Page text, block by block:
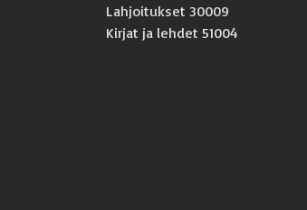
Lahjoitukset 30009
Kirjat ja lehdet 51004